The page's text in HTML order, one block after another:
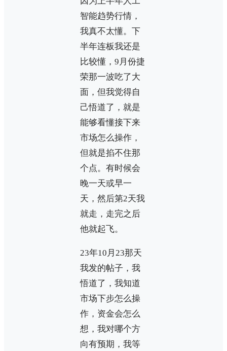
智能趋势行情，
我真不太懂。下
半年连板我还是
比较懂，9月份捷
荣那一波吃了大
面，但我觉得自
己悟道了，就是
能够看懂接下来
市场怎么操作，
但就是掐不住那
个点。有时候会
晚一天或早一
天，然后第2天我
就走，走完之后
他就起飞。
23年10月23那天
我发的帖子，我
悟道了，我知道
市场下步怎么操
作，资金会怎么
想，我对哪个方
向有预期，我等